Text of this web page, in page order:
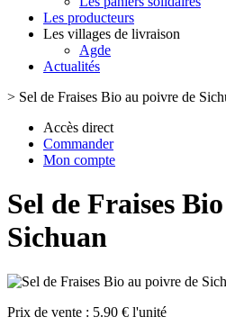
Les producteurs
Les villages de livraison
Agde
Actualités
> Sel de Fraises Bio au poivre de
Accès direct
Commander
Mon compte
Sel de Fraises
Sichuan
Prix de vente : 5.90 € l'unité